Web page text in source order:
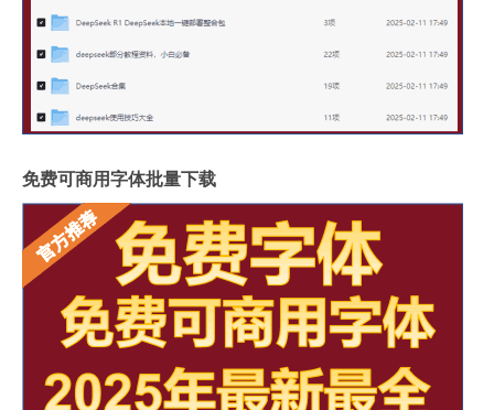
免费可商用字体批量下载